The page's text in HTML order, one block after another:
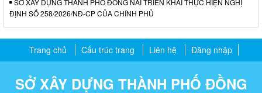
ĐỊNH SỐ 258/2026/NĐ-CP CỦA CHÍNH PHỦ
Trang chủ Cấu trúc trang Liên hệ Đăng nhập
SỞ XÂY DỰNG THÀNH PHỐ ĐỒNG